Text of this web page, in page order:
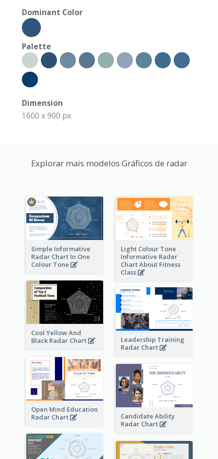
Dominant Color
Palette
Dimension
1600 x 900 px
Explorar mais modelos Gráficos de radar
Simple Informative
Radar Chart In One
Colour Tone
Light Colour Tone
Informative Rader
Chart About Fitness
Class
Cool Yellow And
Black Radar Chart
Leadership Training
Radar Chart
Open Mind Education
Radar Chart
Candidate Ability
Radar Chart